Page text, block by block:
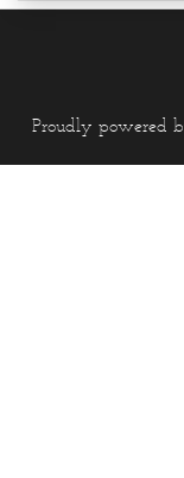
Proudly powered